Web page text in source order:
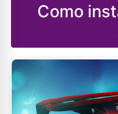
Como